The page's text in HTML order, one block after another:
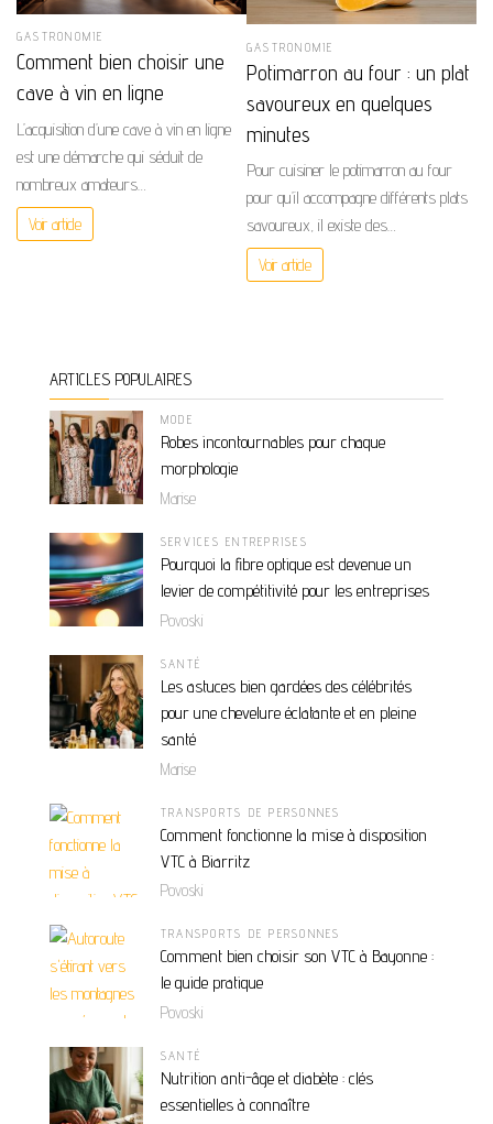
GASTRONOMIE
Comment bien choisir une
cave à vin en ligne
L’acquisition d’une cave à vin en ligne
est une démarche qui séduit de
nombreux amateurs…
Voir article
GASTRONOMIE
Potimarron au four : un plat
savoureux en quelques
minutes
Pour cuisiner le potimarron au four
pour qu’il accompagne différents plats
savoureux, il existe des…
Voir article
ARTICLES POPULAIRES
MODE
Robes incontournables pour chaque
morphologie
Marise
SERVICES ENTREPRISES
Pourquoi la fibre optique est devenue un
levier de compétitivité pour les entreprises
Povoski
SANTÉ
Les astuces bien gardées des célébrités
pour une chevelure éclatante et en pleine
santé
Marise
TRANSPORTS DE PERSONNES
Comment fonctionne la mise à disposition
VTC à Biarritz
Povoski
TRANSPORTS DE PERSONNES
Comment bien choisir son VTC à Bayonne :
le guide pratique
Povoski
SANTÉ
Nutrition anti-âge et diabète : clés
essentielles à connaître